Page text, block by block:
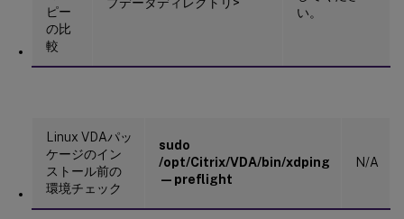
ピー
の比
較
い。
Linux VDAパッ
ケージのイン
ストール前の
環境チェック
sudo
/opt/Citrix/VDA/bin/xdping
—preflight
N/A